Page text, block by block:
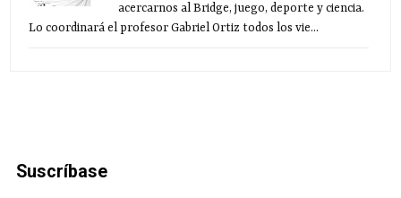
acercarnos al Bridge, juego, deporte y ciencia.
Lo coordinará el profesor Gabriel Ortiz todos los vie...
Suscríbase